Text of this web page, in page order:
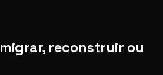
reconstruir ou